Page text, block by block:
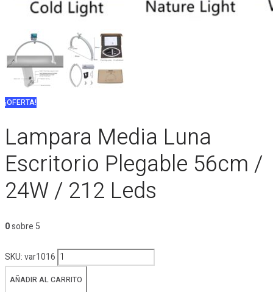
¡OFERTA!
Lampara Media Luna
Escritorio Plegable 56cm /
24W / 212 Leds
0sobre 5
SKU:var1016 Lampara
Media
Luna
AÑADIR AL CARRITO